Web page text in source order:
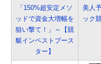
「150%超安定メソ
ッドで資金大増幅を
狙い撃て！」～【競
艇インベストブース
ター】
美人
ック